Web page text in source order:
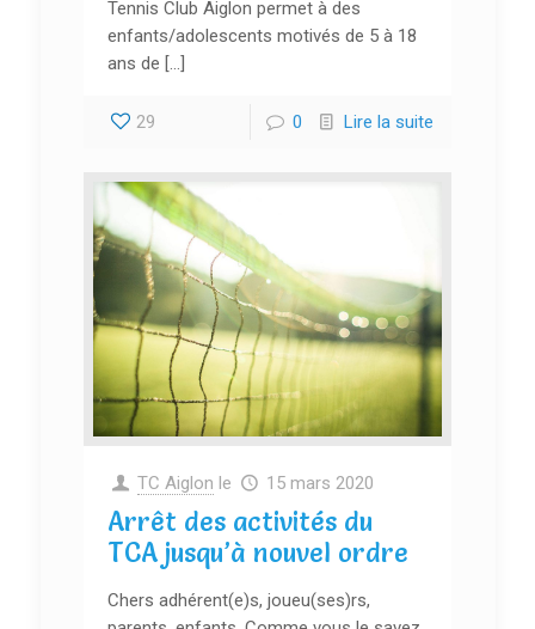
Tennis Club Aiglon permet à des
enfants/adolescents motivés de 5 à 18
ans de […]
29 0 Lire la suite
TC Aiglon le 15 mars 2020
Arrêt des activités du
TCA jusqu’à nouvel ordre
Chers adhérent(e)s, joueu(ses)rs,